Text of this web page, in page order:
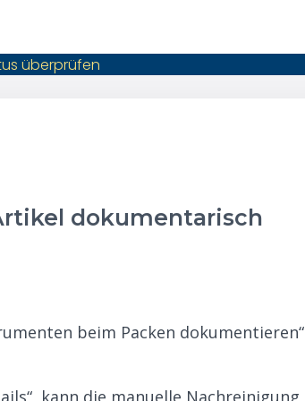
überprüfen
dokumentarisch
beim Packen dokumentieren“
kann die manuelle Nachreinigung